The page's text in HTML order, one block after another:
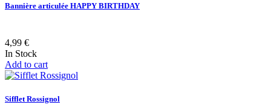
Bannière articulée HAPPY BIRTHDAY
4,99 €
In Stock
Add to cart
Sifflet Rossignol